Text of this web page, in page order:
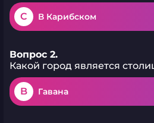
C В Карибском
Вопрос 2.
Какой город является
B Гавана